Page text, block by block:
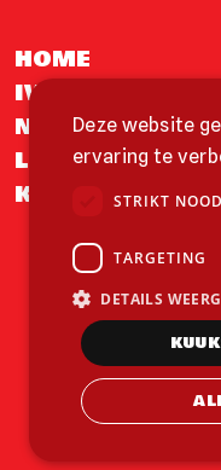
HOME
IVVENEMENTE
NEEJS
LID WERRE
KÒNTÁKT
©
Deze website
ervaring te
STRIKT
TARGETING
DETAILS